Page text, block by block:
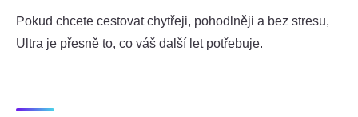
Pokud chcete cestovat chytřeji, pohodlněji a bez stresu,
Ultra je přesně to, co váš další let potřebuje.